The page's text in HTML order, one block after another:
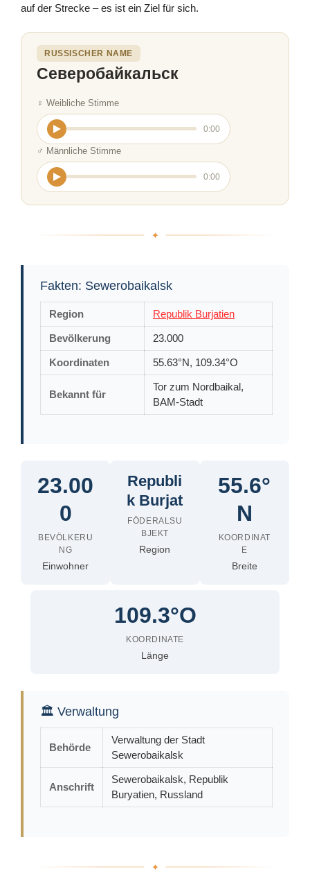
auf der Strecke – es ist ein Ziel für sich.
RUSSISCHER NAME
Северобайкальск
♀ Weibliche Stimme
0:00
♂ Männliche Stimme
0:00
Fakten: Sewerobaikalsk
Region Republik Burjatien
Bevölkerung 23.000
Koordinaten 55.63°N, 109.34°O
Bekannt für
Tor zum Nordbaikal,
BAM-Stadt
23.00
0
BEVÖLKERU
NG
Einwohner
Republi
k Burjat
FÖDERALSU
BJEKT
Region
55.6°
N
KOORDINAT
E
Breite
109.3°O
KOORDINATE
Länge
🏛 Verwaltung
Behörde
Verwaltung der Stadt
Sewerobaikalsk
Anschrift
Sewerobaikalsk, Republik
Buryatien, Russland